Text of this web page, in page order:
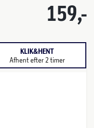
159,-
KLIK&HENT
Afhent efter 2 timer